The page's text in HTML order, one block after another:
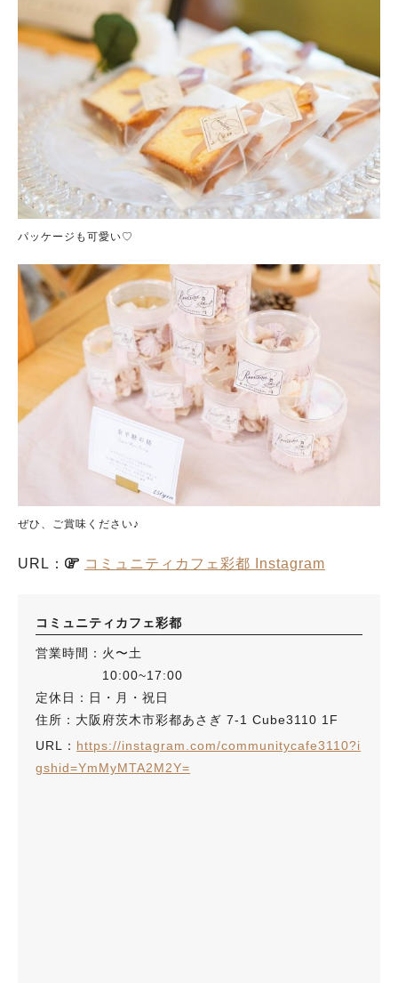
パッケージも可愛い♡
ぜひ、ご賞味ください♪
URL： コミュニティカフェ彩都 Instagram
コミュニティカフェ彩都
営業時間：火〜土
10:00~17:00
定休日：日・月・祝日
住所：大阪府茨木市彩都あさぎ 7-1 Cube3110 1F
URL： https://instagram.com/communitycafe3110?i
gshid=YmMyMTA2M2Y=